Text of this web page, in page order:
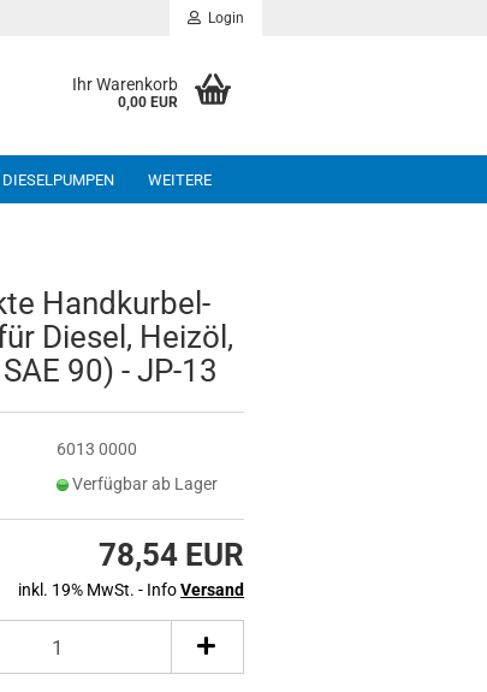
Login
Ihr Warenkorb
0,00 EUR
DIESELPUMPEN WEITERE
Hand­kur­bel­
Die­sel, Heiz­öl,
90) - JP-13
6013 0000
Verfügbar ab Lager
78,54 EUR
inkl. 19% MwSt. - InfoVersand